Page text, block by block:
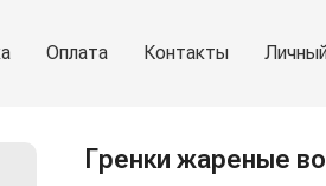
Оплата Контакты
Гренки жареные